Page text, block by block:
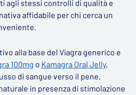
agli stessi controlli di qualità e
affidabile per chi cerca un
alla base del Viagra generico e
100mg o Kamagra Oral Jelly,
di sangue verso il pene,
in presenza di stimolazione